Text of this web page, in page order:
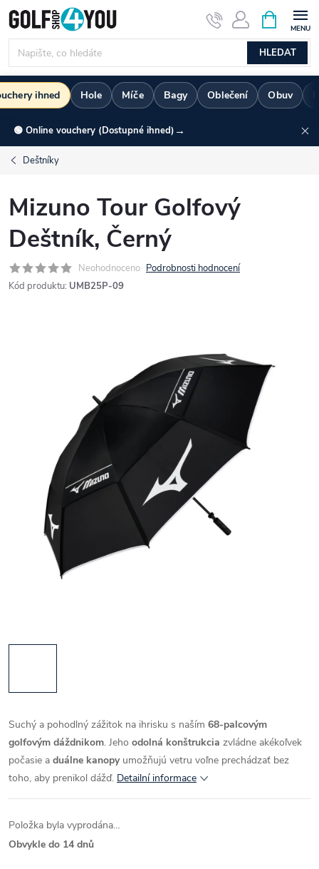
Přejít
na
obsah
HLEDAT
NÁKUPNÍ
KOŠÍK
ihned Hole Míče Bagy Oblečení Obuv
🟢 Online vouchery (Dostupné ihned) →
Deštníky
Mizuno Tour Golfový
Deštník, Černý
Neohodnoceno Podrobnosti hodnocení
Kód produktu: UMB25P-09
Suchý a pohodlný zážitok na ihrisku s naším 68-palcovým
golfovým dáždnikom. Jeho odolná konštrukcia zvládne akékoľvek
počasie a duálne kanopyumožňujú vetru voľne prechádzať bez
toho, aby prenikol dážď. Detailní informace
Položka byla vyprodána…
Obvykle do 14 dnů